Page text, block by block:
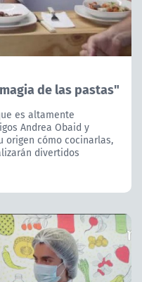
de las pastas"
es altamente
Andrea Obaid y
origen cómo cocinarlas,
divertidos